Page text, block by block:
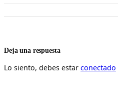
Deja una respuesta
Lo siento, debes estar conectado